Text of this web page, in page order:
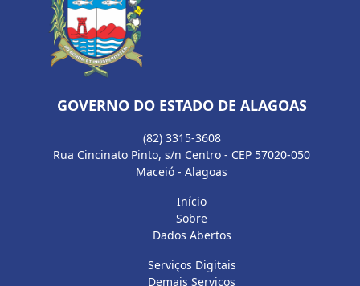
GOVERNO DO ESTADO DE ALAGOAS
(82) 3315-3608
Rua Cincinato Pinto, s/n Centro - CEP 57020-050
Maceió - Alagoas
Início
Sobre
Dados Abertos
Serviços Digitais
Demais Serviços